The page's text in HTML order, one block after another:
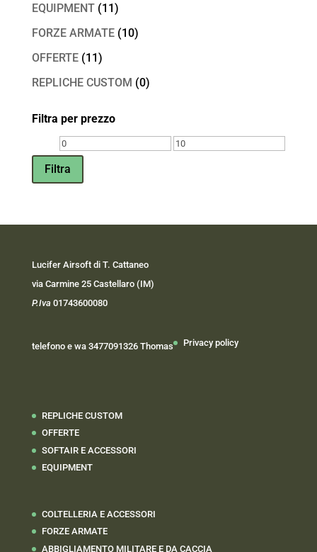
EQUIPMENT (11)
FORZE ARMATE (10)
OFFERTE (11)
REPLICHE CUSTOM (0)
Filtra per prezzo
Prezzo
Min
Prezzo
Filtra
Lucifer Airsoft di T. Cattaneo
via Carmine 25 Castellaro (IM)
P.Iva 01743600080
telefono e wa 3477091326 Thomas Privacy policy
REPLICHE CUSTOM
OFFERTE
SOFTAIR E ACCESSORI
EQUIPMENT
COLTELLERIA E ACCESSORI
FORZE ARMATE
ABBIGLIAMENTO MILITARE E DA CACCIA